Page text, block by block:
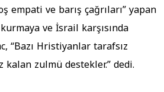
empati ve barış çağrıları” yapan
ve İsrail karşısında
“Bazı Hristiyanlar tarafsız
kalan zulmü destekler.” dedi.